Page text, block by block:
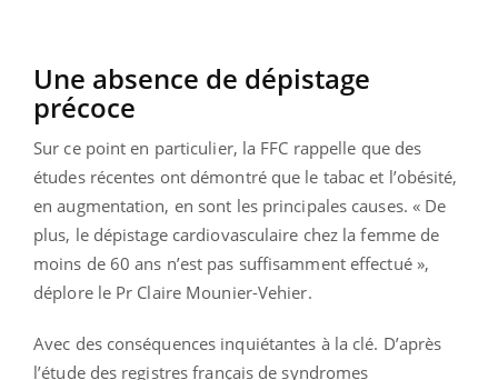
Une absence de dépistage
précoce
Sur ce point en particulier, la FFC rappelle que des
études récentes ont démontré que le tabac et l’obésité,
en augmentation, en sont les principales causes. « De
plus, le dépistage cardiovasculaire chez la femme de
moins de 60 ans n’est pas suffisamment effectué »,
déplore le Pr Claire Mounier-Vehier.
Avec des conséquences inquiétantes à la clé. D’après
l’étude des registres français de syndromes